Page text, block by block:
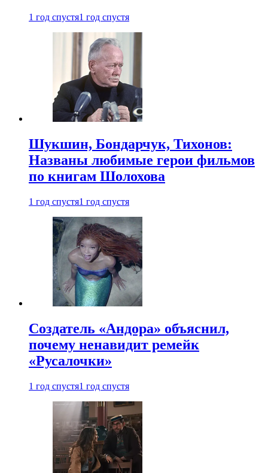
1 год спустя1 год спустя
Шукшин, Бондарчук, Тихонов:
Названы любимые герои фильмов
по книгам Шолохова
1 год спустя1 год спустя
Создатель «Андора» объяснил,
почему ненавидит ремейк
«Русалочки»
1 год спустя1 год спустя